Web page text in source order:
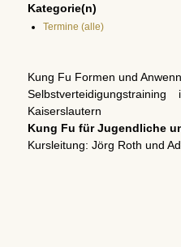
Kategorie(n)
Termine (alle)
Kung Fu Formen und
Kaiserslautern
Kung Fu für Jugendliche
Kursleitung: Jörg Roth und